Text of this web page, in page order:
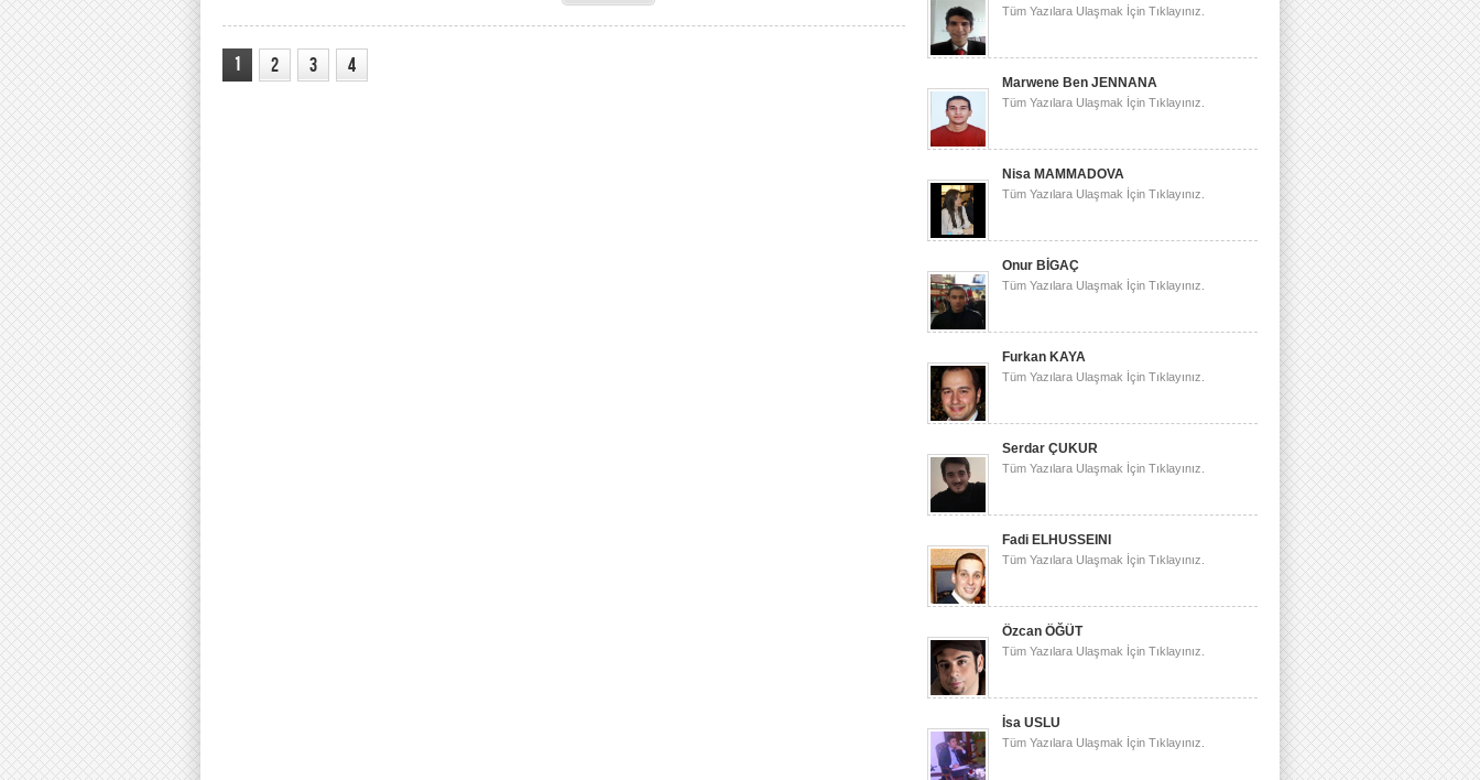
1 2 3 4
Tüm Yazılara Ulaşmak İçin Tıklayınız.
Marwene Ben JENNANA
Tüm Yazılara Ulaşmak İçin Tıklayınız.
Nisa MAMMADOVA
Tüm Yazılara Ulaşmak İçin Tıklayınız.
Onur BİGAÇ
Tüm Yazılara Ulaşmak İçin Tıklayınız.
Furkan KAYA
Tüm Yazılara Ulaşmak İçin Tıklayınız.
Serdar ÇUKUR
Tüm Yazılara Ulaşmak İçin Tıklayınız.
Fadi ELHUSSEINI
Tüm Yazılara Ulaşmak İçin Tıklayınız.
Özcan ÖĞÜT
Tüm Yazılara Ulaşmak İçin Tıklayınız.
İsa USLU
Tüm Yazılara Ulaşmak İçin Tıklayınız.